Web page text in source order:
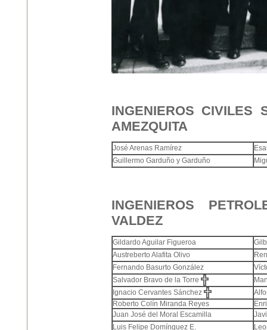
INGENIEROS CIVILES
AMEZQUITA
José Arenas Ramírez
Guillermo Garduño y Garduño
INGENIEROS
VALDEZ
Gildardo Aguilar Figueroa
Austreberto Alafita Olivo
Fernando Basurto González
Salvador Bravo de la Torre
Ignacio Cervantes Sánchez
Roberto Colín Miranda Reyes
Juan José del Moral Escamilla
Luis Felipe Domínguez E.